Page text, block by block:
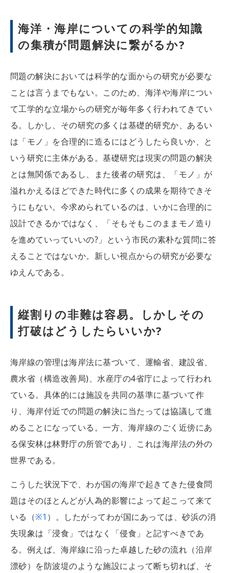
海洋・海岸についての科学的知識
の集積が問題解決に繋がるか?
問題の解決においては科学的な面からの研究が必要な
ことは言うまでもない。このため、海洋や海岸につい
て工学的な立場からの研究が毎年多く行われてきてい
る。しかし、その研究の多くは基礎的研究か、あるい
は「モノ」を合理的に造るにはどうしたら良いか、と
いう研究に主体がある。基礎研究は現実の問題の解決
とは無関係であるし、また後者の研究は、「モノ」が
溢れかえるほどできた時代に多くの成果を期待できそ
うにもない。今求められているのは、いかに合理的に
設計できるかではなく、「そもそもこのままモノ造り
を進めていっていいの?」という市民の素朴な質問に答
えることではないか。新しい視点からの研究が必要な
ゆえんである。
縦割りの非難は容易。しかしその
打破はどうしたらいいか?
海岸線の管理は海岸法に基づいて、運輸省、建設省、
農水省（構造改善局)、水産庁の4省庁によって行われ
ている。具体的には施設を共同の基準に基づいて作
り、海岸付近での問題の解決に当たっては協議して進
めることになっている。一方、海岸線のごく近傍にあ
る保安林は林野庁の所管であり、これは海岸法の外の
世界である。
こうした状況下で、わが国の海岸で起きてきた侵食問
題はそのほとんどが人為的影響によって起こって来て
いる（※1 ）。したがってわが国にあっては、砂浜の消
失現象は「浸食」ではなく「侵食」と記すべきであ
る。例えば、海岸線に沿った卓越した砂の流れ（沿岸
漂砂）を防波堤のような施設によって断ち切れば、そ